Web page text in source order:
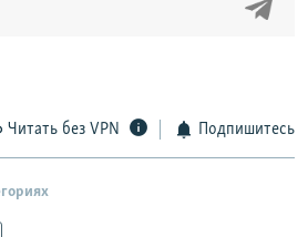
Читать без VPN Подпишитесь